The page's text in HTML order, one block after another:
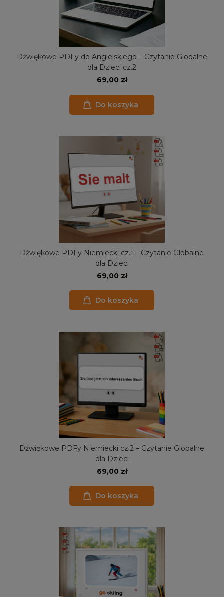
Dźwiękowe PDFy do Angielskiego – Czytanie Globalne
dla Dzieci cz.2
69,00 zł
Do koszyka
Dźwiękowe PDFy Niemiecki cz.1 – Czytanie Globalne
dla Dzieci
69,00 zł
Do koszyka
Dźwiękowe PDFy Niemiecki cz.2 – Czytanie Globalne
dla Dzieci
69,00 zł
Do koszyka